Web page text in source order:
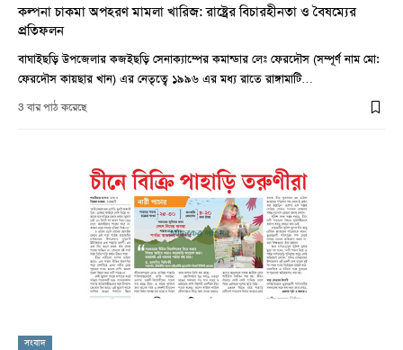
কল্পনা চাকমা অপহরণ মামলা খারিজ: রাষ্ট্রের বিচারহীনতা ও বৈষম্যের
প্রতিফলন
বাঘাইছড়ি উপজেলার কজইছড়ি সেনাক্যাম্পের কমান্ডার লেঃ ফেরদৌস (সম্পূর্ণ নাম মো:
ফেরদৌস কায়ছার খান) এর নেতৃত্বে ১৯৯৬ এর মধ্য রাতে রাঙ্গামাটি…
3 বার পাঠ করেছে
সংবাদ